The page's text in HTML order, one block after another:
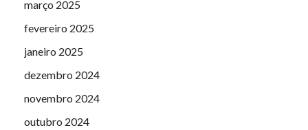
março 2025
fevereiro 2025
janeiro 2025
dezembro 2024
novembro 2024
outubro 2024